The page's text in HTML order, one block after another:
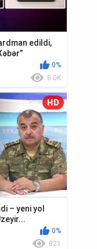
edildi,
0%
8.0K
HD
– yeni yol
0%
821